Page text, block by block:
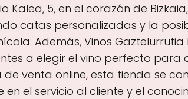
Kalea, 5, en el corazón de
catas personalizadas y la
Además, Vinos Gaztelurrutia
a elegir el vino perfecto para
venta online, esta tienda se
el servicio al cliente y el